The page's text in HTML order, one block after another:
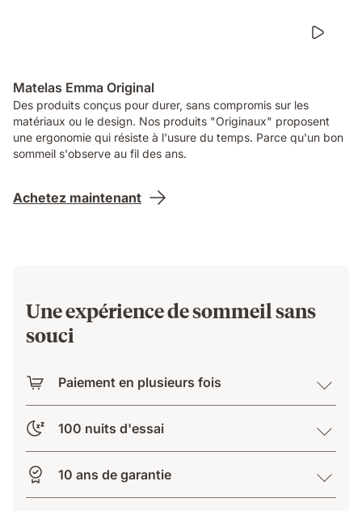
Matelas Emma Original
Des produits conçus pour durer, sans compromis sur les
matériaux ou le design. Nos produits "Originaux" proposent
une ergonomie qui résiste à l'usure du temps. Parce qu'un bon
sommeil s'observe au fil des ans.
Achetez maintenant
Une expérience de sommeil sans
souci
Paiement en plusieurs fois
100 nuits d'essai
10 ans de garantie